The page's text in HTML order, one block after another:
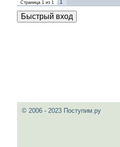
Страница 1из 1 1
© 2006 - 2023 Поступим.ру